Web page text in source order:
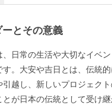
とその意義
日常の生活や大切なイベ
。大安や吉日とは、伝統
引越し、新しいプロジェク
が日本の伝統として受け